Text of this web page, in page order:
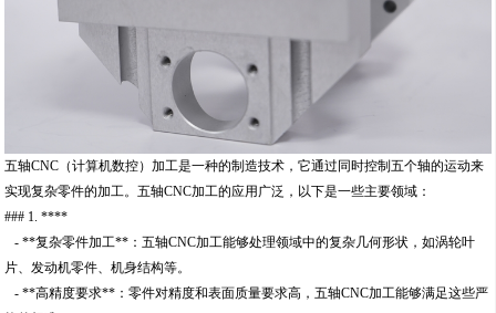
五轴CNC（计算机数控）加工是一种的制造技术，它通过同时控制五个轴的运动来
实现复杂零件的加工。五轴CNC加工的应用广泛，以下是一些主要领域：
### 1. ****
- **复杂零件加工**：五轴CNC加工能够处理领域中的复杂几何形状，如涡轮叶
片、发动机零件、机身结构等。
- **高精度要求**：零件对精度和表面质量要求高，五轴CNC加工能够满足这些严